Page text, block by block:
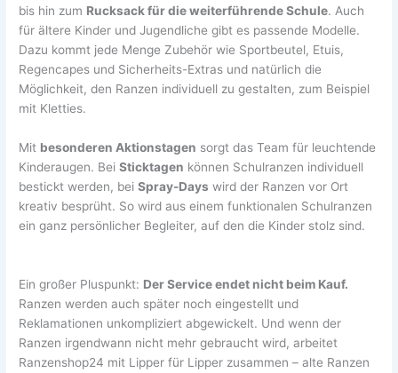
bis hin zum Rucksack für die weiterführende Schule. Auch
für ältere Kinder und Jugendliche gibt es passende Modelle.
Dazu kommt jede Menge Zubehör wie Sportbeutel, Etuis,
Regencapes und Sicherheits-Extras und natürlich die
Möglichkeit, den Ranzen individuell zu gestalten, zum Beispiel
mit Kletties.
Mit besonderen Aktionstagen sorgt das Team für leuchtende
Kinderaugen. BeiSticktagen können Schulranzen individuell
bestickt werden, beiSpray-Days wird der Ranzen vor Ort
kreativ besprüht. So wird aus einem funktionalen Schulranzen
ein ganz persönlicher Begleiter, auf den die Kinder stolz sind.
Ein großer Pluspunkt: Der Service endet nicht beim Kauf.
Ranzen werden auch später noch eingestellt und
Reklamationen unkompliziert abgewickelt. Und wenn der
Ranzen irgendwann nicht mehr gebraucht wird, arbeitet
Ranzenshop24 mit Lipper für Lipper zusammen – alte Ranzen